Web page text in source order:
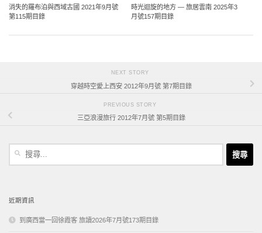
消失的羅布泊與西域古國 2021年9月號
第115期目錄
時光迴旋的地方 — 旅居雲南 2025年3
月號157期目錄
NEXT STORY
穿越時空愛上西安 2012年9月號 第7期目錄
PREVIOUS STORY
三亞浪漫旅行 2012年7月號 第5期目錄
近期資訊
到廣西當一回徐霞客 旅讀2026年7月號173期目錄